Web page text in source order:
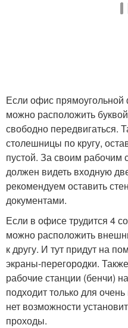
Если офис
можно расположить
свободно передвигаться.
столешницы по кругу,
пустой. За своим рабочим
должен видеть входную
рекомендуем оставить
документами.
Если в офисе трудится 4
можно расположить
к другу. И тут придут на
экраны-перегородки.
рабочие станции (бенчи)
подходит только для
нет возможности
проходы.